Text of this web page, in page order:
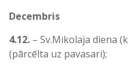
Decembris
4.12. – Sv.Mikolaja diena
(pārcēlta uz pavasari);